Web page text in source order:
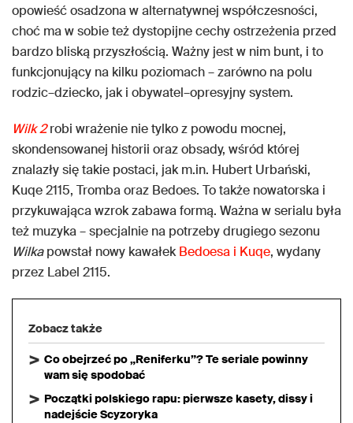
opowieść osadzona w alternatywnej współczesności,
choć ma w sobie też dystopijne cechy ostrzeżenia przed
bardzo bliską przyszłością. Ważny jest w nim bunt, i to
funkcjonujący na kilku poziomach – zarówno na polu
rodzic–dziecko, jak i obywatel–opresyjny system.
Wilk 2robi wrażenie nie tylko z powodu mocnej,
skondensowanej historii oraz obsady, wśród której
znalazły się takie postaci, jak m.in. Hubert Urbański,
Kuqe 2115, Tromba oraz Bedoes. To także nowatorska i
przykuwająca wzrok zabawa formą. Ważna w serialu była
też muzyka – specjalnie na potrzeby drugiego sezonu
Wilkapowstał nowy kawałekBedoesa i Kuqe, wydany
przez Label 2115.
Zobacz także
Co obejrzeć po „Reniferku”? Te seriale powinny
wam się spodobać
Początki polskiego rapu: pierwsze kasety, dissy i
nadejście Scyzoryka